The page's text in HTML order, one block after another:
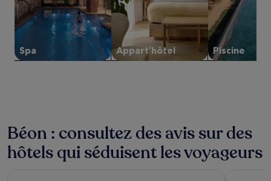
et
la
disponibilité
susceptibles
de
s’appliquer.
Spa Appart’hôtel Piscine
Béon : consultez des avis sur des
hôtels qui séduisent les voyageurs